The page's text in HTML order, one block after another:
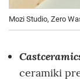
Mozi Studio, Zero
ceramiki